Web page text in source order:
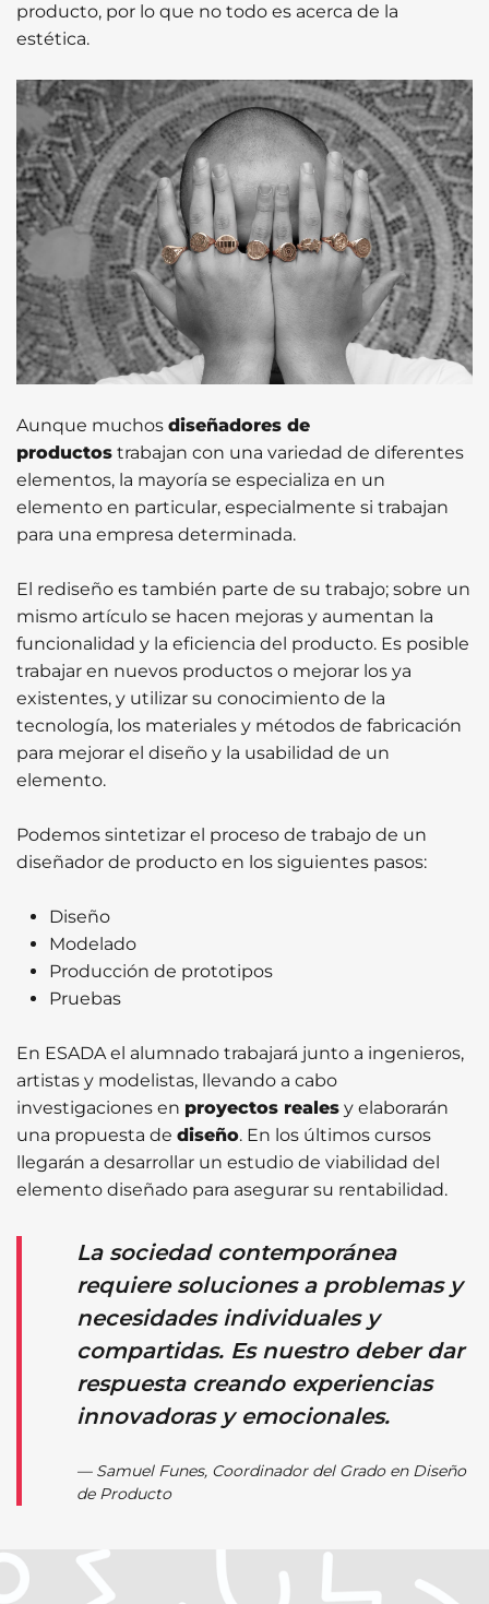
producto, por lo que no todo es acerca de la
estética.
Aunque muchos diseñadores de
productos trabajan con una variedad de diferentes
elementos, la mayoría se especializa en un
elemento en particular, especialmente si trabajan
para una empresa determinada.
El rediseño es también parte de su trabajo; sobre un
mismo artículo se hacen mejoras y aumentan la
funcionalidad y la eficiencia del producto. Es posible
trabajar en nuevos productos o mejorar los ya
existentes, y utilizar su conocimiento de la
tecnología, los materiales y métodos de fabricación
para mejorar el diseño y la usabilidad de un
elemento.
Podemos sintetizar el proceso de trabajo de un
diseñador de producto en los siguientes pasos:
Diseño
Modelado
Producción de prototipos
Pruebas
En ESADA el alumnado trabajará junto a ingenieros,
artistas y modelistas, llevando a cabo
investigaciones en proyectos reales y elaborarán
una propuesta de diseño. En los últimos cursos
llegarán a desarrollar un estudio de viabilidad del
elemento diseñado para asegurar su rentabilidad.
La sociedad contemporánea
requiere soluciones a problemas y
necesidades individuales y
compartidas. Es nuestro deber dar
respuesta creando experiencias
innovadoras y emocionales.
Samuel Funes, Coordinador del Grado en Diseño
de Producto